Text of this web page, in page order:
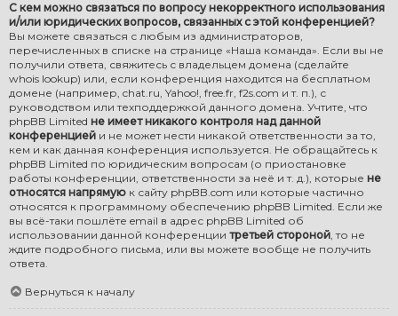
С кем можно связаться по вопросу некорректного использования
и/или юридических вопросов, связанных с этой конференцией?
Вы можете связаться с любым из администраторов,
перечисленных в списке на странице «Наша команда». Если вы не
получили ответа, свяжитесь с владельцем домена (сделайте
whois lookup) или, если конференция находится на бесплатном
домене (например, chat.ru, Yahoo!, free.fr, f2s.com и т. п.), с
руководством или техподдержкой данного домена. Учтите, что
phpBB Limited не имеет никакого контроля над данной
конференцией и не может нести никакой ответственности за то,
кем и как данная конференция используется. Не обращайтесь к
phpBB Limited по юридическим вопросам (о приостановке
работы конференции, ответственности за неё и т. д.), которые не
относятся напрямую к сайту phpBB.com или которые частично
относятся к программному обеспечению phpBB Limited. Если же
вы всё-таки пошлёте email в адрес phpBB Limited об
использовании данной конференции третьей стороной, то не
ждите подробного письма, или вы можете вообще не получить
ответа.
Вернуться к началу